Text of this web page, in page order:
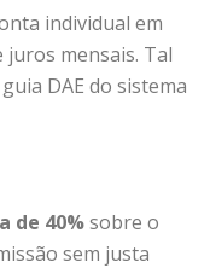
individual em
mensais. Tal
DAE do sistema
de 40%sobre o
sem justa